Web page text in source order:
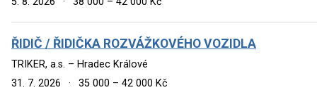
ŘIDIČ / ŘIDIČKA ROZVÁŽKOVÉHO VOZIDLA
TRIKER, a.s. – Hradec Králové
31. 7. 2026
· 35 000 – 42 000 Kč